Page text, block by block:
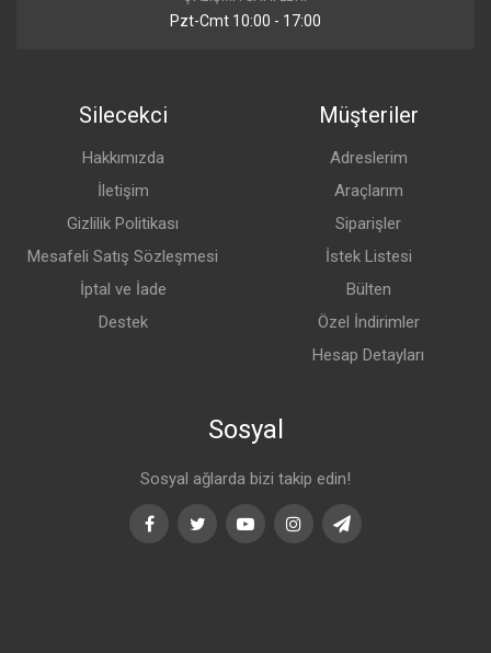
Pzt-Cmt 10:00 - 17:00
Silecekci
Hakkımızda
İletişim
Gizlilik Politikası
Mesafeli Satış Sözleşmesi
İptal ve İade
Destek
Müşteriler
Adreslerim
Araçlarım
Siparişler
İstek Listesi
Bülten
Özel İndirimler
Hesap Detayları
Sosyal
Sosyal ağlarda bizi takip edin!
FacebookTwitterYoutubeInstagramTelegram